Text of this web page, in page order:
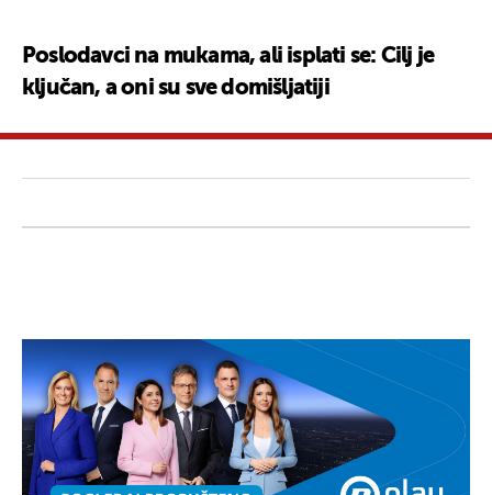
Poslodavci na mukama, ali isplati se: Cilj je
ključan, a oni su sve domišljatiji